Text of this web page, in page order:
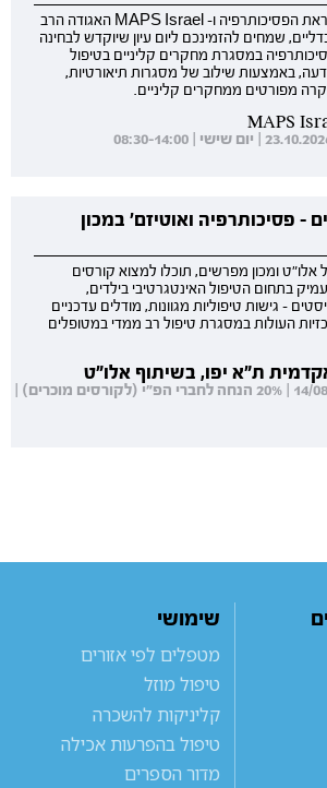
מכון מפרשים לחקר והוראת הפסיכותרפיה ו- MAPS Israel האגודה הרב
שמחים להזמינכם ליום עיון שיוקדש לבחינה
במסגרת מחקרים קליניים בטיפול
באמצעות שילוב של מסגרות תיאורטיות,
מקרה מפורטים ממחקרים קליניים.
- פסיכותרפיה ואוטיזם' במכון
אלו"ט ומכון מפרשים, תוכלו למצוא קורסים
בתחום הטיפול האינטגרטיבי בילדים,
- גישות טיפוליות מגוונות, מודלים עדכניים
העולות במסגרת טיפול רב ממדי במטופלים
ת"א יפו, בשיתוף אלו"ט
15% הנחת רישום עד 14/08 | 20% הנחה לחברי הפ"י (לקורסים מוכרים) |
שימושי
מטפלים לפי אזורים
טיפול מוזל
קליניקות להשכרה
טיפול בהפרעות אכילה
מדור הספרים